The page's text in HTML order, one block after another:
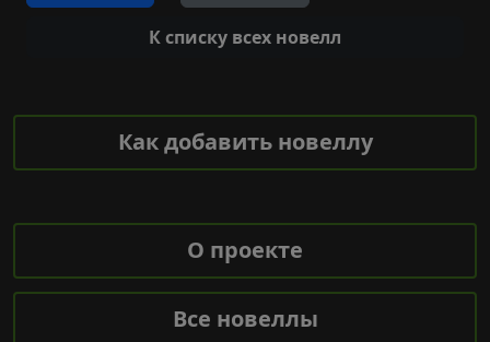
К списку всех новелл
Как добавить новеллу
О проекте
Все новеллы